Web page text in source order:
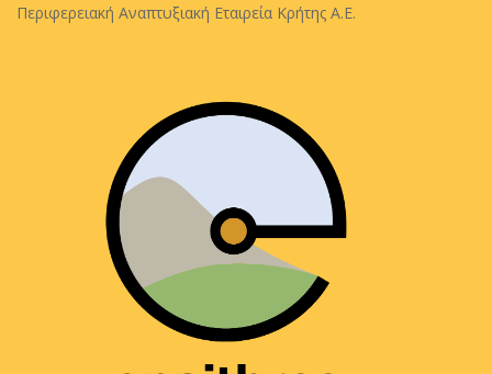
Περιφερειακή Αναπτυξιακή Εταιρεία Κρήτης Α.Ε.